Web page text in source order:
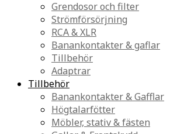
Grendosor och filter
Strömförsörjning
RCA & XLR
Banankontakter & gaflar
Tillbehör
Adaptrar
Tillbehör
Banankontakter & Gafflar
Högtalarfötter
Möbler, stativ & fästen